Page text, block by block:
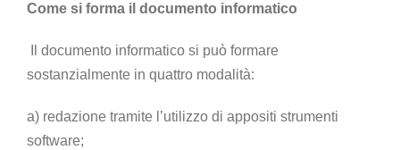
Come si forma il documento informatico
Il documento informatico si può formare
sostanzialmente in quattro modalità:
a) redazione tramite l’utilizzo di appositi strumenti
software;